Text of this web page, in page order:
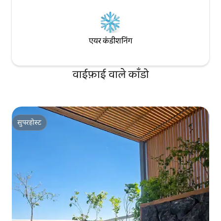
एयर कंडीशनिंग
वाईफ़ाई वाले काँडो
सुपरहोस्ट
सुपरहोस्ट